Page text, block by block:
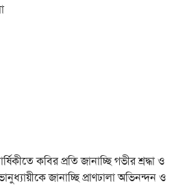
কবির প্রতি জানাচ্ছি গভীর শ্রদ্ধা ও
জানাচ্ছি প্রাণঢালা অভিনন্দন ও